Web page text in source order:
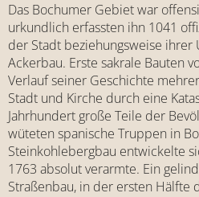
Das Bochumer Gebiet war
urkundlich erfassten ihn 1041
der Stadt beziehungsweise
Ackerbau. Erste sakrale Bauten
Verlauf seiner Geschichte
Stadt und Kirche durch eine
Jahrhundert große Teile der
wüteten spanische Truppen in
Steinkohlebergbau entwickelte
1763 absolut verarmte. Ein
Straßenbau, in der ersten Hälfte